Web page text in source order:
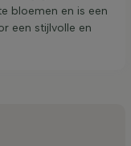
bloemen en is een
een stijlvolle en